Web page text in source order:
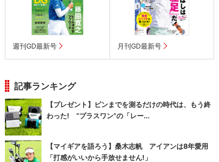
週刊GD最新号 月刊GD最新号
記事ランキング
【プレゼント】ピンまでを測るだけの時代は、もう終
わった! “プラスワン”の「レー...
【マイギアを語ろう】桑木志帆 アイアンは8年愛用
「打感がいいから手放せません!」